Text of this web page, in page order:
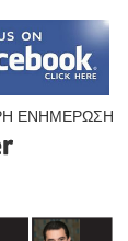
ΕΝΗΜΕΡΩΣΗ